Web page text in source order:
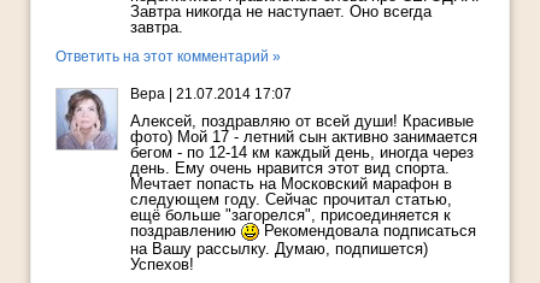
Завтра никогда не наступает. Оно всегда
завтра.
Ответить на этот комментарий »
Вера | 21.07.2014 17:07
Алексей, поздравляю от всей души! Красивые
фото) Мой 17 - летний сын активно занимается
бегом - по 12-14 км каждый день, иногда через
день. Ему очень нравится этот вид спорта.
Мечтает попасть на Московский марафон в
следующем году. Сейчас прочитал статью,
ещё больше "загорелся", присоединяется к
поздравлению
Рекомендовала подписаться
на Вашу рассылку. Думаю, подпишется)
Успехов!